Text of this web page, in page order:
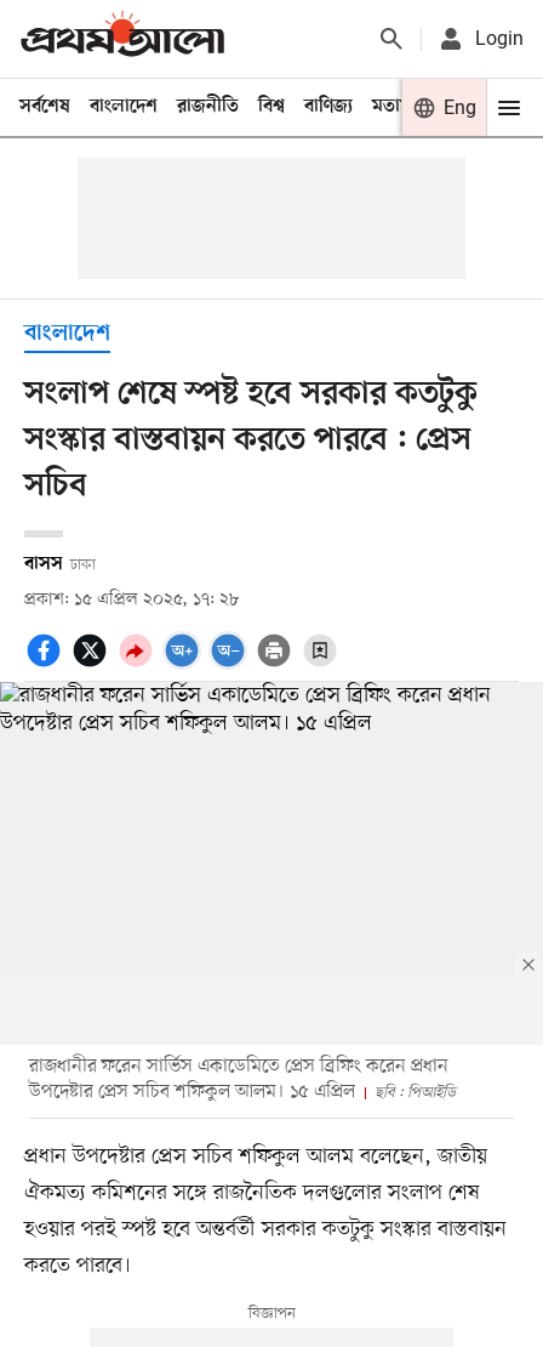
Login
সর্বশেষ বাংলাদেশ রাজনীতি বিশ্ব বাণিজ্য মতামত খেলা
Eng
বাংলাদেশ
সংলাপ শেষে স্পষ্ট হবে সরকার কতটুকু
সংস্কার বাস্তবায়ন করতে পারবে : প্রেস
সচিব
বাসস ঢাকা
প্রকাশ: ১৫ এপ্রিল ২০২৫, ১৭: ২৮
রাজধানীর ফরেন সার্ভিস একাডেমিতে প্রেস ব্রিফিং করেন প্রধান
উপদেষ্টার প্রেস সচিব শফিকুল আলম। ১৫ এপ্রিল
ছবি : পিআইডি
প্রধান উপদেষ্টার প্রেস সচিব শফিকুল আলম বলেছেন, জাতীয়
ঐকমত্য কমিশনের সঙ্গে রাজনৈতিক দলগুলোর সংলাপ শেষ
হওয়ার পরই স্পষ্ট হবে অন্তর্বর্তী সরকার কতটুকু সংস্কার বাস্তবায়ন
করতে পারবে।